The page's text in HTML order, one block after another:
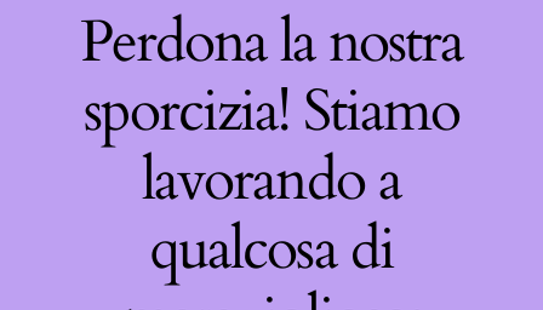
Perdona la nostra
sporcizia! Stiamo
lavorando a
qualcosa di